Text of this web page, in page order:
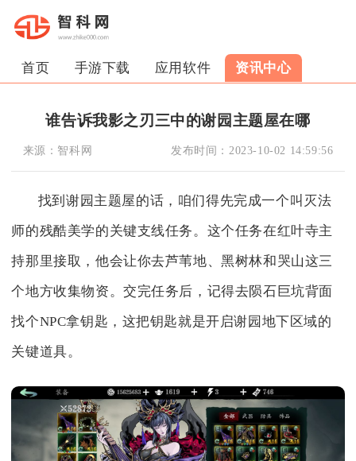
首页 手游下载 应用软件 资讯中心
谁告诉我影之刃三中的谢园主题屋在哪
来源： 智科网 发布时间： 2023-10-02 14:59:56
找到谢园主题屋的话，咱们得先完成一个叫灭法
师的残酷美学的关键支线任务。这个任务在红叶寺主
持那里接取，他会让你去芦苇地、黑树林和哭山这三
个地方收集物资。交完任务后，记得去陨石巨坑背面
找个NPC拿钥匙，这把钥匙就是开启谢园地下区域的
关键道具。